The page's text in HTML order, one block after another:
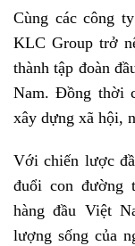
Cùng các công
KLC Group trở
thành tập đoàn
Nam. Đồng thời
xây dựng xã hội,
Với chiến lược
đuổi con đường
hàng đầu Việt
lượng sống của